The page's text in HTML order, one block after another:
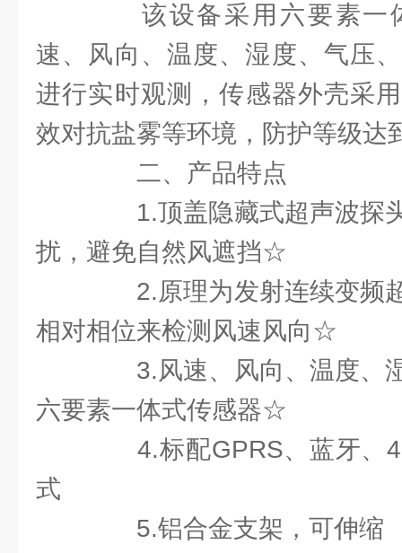
该设备采用六要素一
速、风向、温度、湿度、气压
进行实时观测，传感器外壳采
效对抗盐雾等环境，防护等级达
二、产品特点
1.顶盖隐藏式超声波探
扰，避免自然风遮挡☆
2.原理为发射连续变频
相对相位来检测风速风向☆
3.风速、风向、温度、
六要素一体式传感器☆
4.标配GPRS、蓝牙、
式
5.铝合金支架，可伸缩